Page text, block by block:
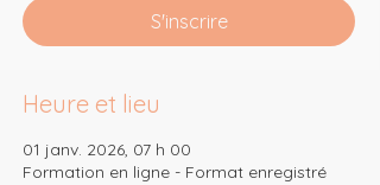
S'inscrire
Heure et lieu
01 janv. 2026, 07 h 00
Formation en ligne - Format enregistré